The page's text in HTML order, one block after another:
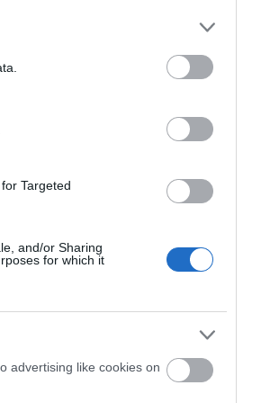
Targeted
and/or Sharing
for which it
advertising like cookies on